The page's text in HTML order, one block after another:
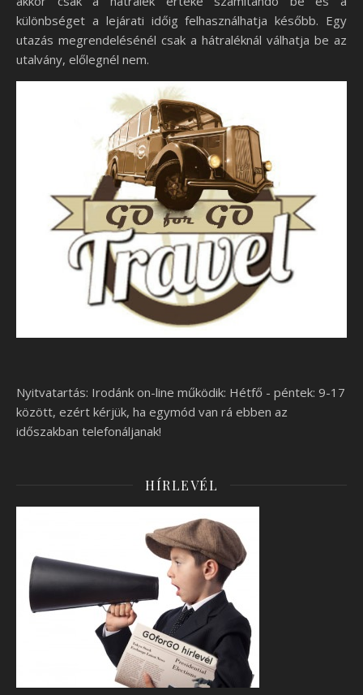
különbséget a lejárati időig felhasználhatja később. Egy
utazás megrendelésénél csak a hátraléknál válhatja be az
utalvány, előlegnél nem.
Nyitvatartás: Irodánk on-line működik: Hétfő - péntek: 9-17
között, ezért kérjük, ha egymód van rá ebben az
időszakban telefonáljanak!
HÍRLEVÉL